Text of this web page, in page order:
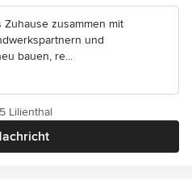
zusammen mit
und
bauen, re...
Lilienthal